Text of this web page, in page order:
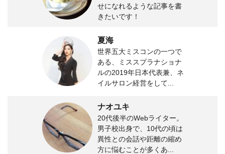
せになれるような記事を書
きたいです！
夏海
世界五大ミスコンの一つで
ある、ミススプラナショナ
ルの2019年日本代表兼、ネ
イルサロン経営をして...
ナオユキ
20代後半のWebライター。
男子校出身で、10代の頃は
異性との会話や距離の縮め
方に悩むことが多くあ...